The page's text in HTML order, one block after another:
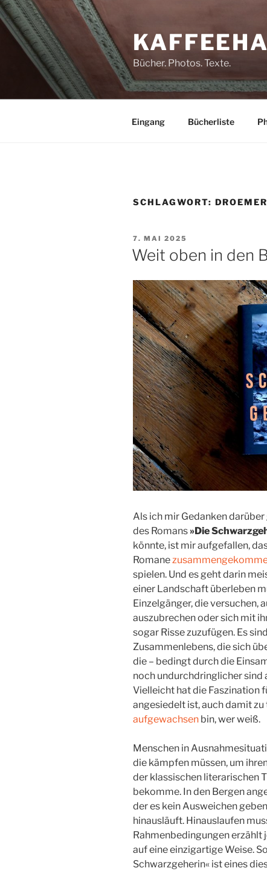
Zum
Inhalt
springen
Bücher. Photos. Texte.
Eingang Bücherliste
SCHLAGWORT:
VERÖFFENTLICHT
AM
7. MAI 2025
Weit oben in den
Als ich mir Gedanken
des Romans »Die
könnte, ist mir aufgefallen,
Romane
spielen. Und es geht darin
einer Landschaft überleben
Einzelgänger, die versuchen,
auszubrechen oder sich mit
sogar Risse zuzufügen. Es
Zusammenlebens, die sich
die – bedingt durch die
noch undurchdringlicher sind
Vielleicht hat die Faszination
angesiedelt ist, auch damit
aufgewachsen bin, wer weiß.
Menschen in
die kämpfen müssen, um
der klassischen literarischen
bekomme. In den Bergen
der es kein Ausweichen
hinausläuft. Hinauslaufen
Rahmenbedingungen erzählt
auf eine einzigartige Weise.
Schwarzgeherin« ist eines